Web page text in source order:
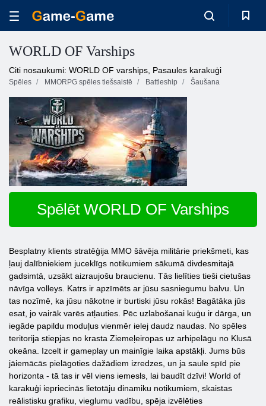
WORLD OF Varships
Citi nosaukumi: WORLD OF varships, Pasaules karakuģi
Spēles MMORPG spēles tiešsaistē Battleship Šaušana
Spēlēt WORLD OF Varships
Besplatny klients stratēģija MMO šāvēja militārie priekšmeti, kas
ļauj dalībniekiem juceklīgs notikumiem sākumā divdesmitajā
gadsimtā, uzsākt aizraujošu braucienu. Tās lielīties tieši cietušas
nāvīga volleys. Katrs ir apzīmēts ar jūsu sasniegumu balvu. Un
tas nozīmē, ka jūsu nākotne ir burtiski jūsu rokās! Bagātāka jūs
esat, jo vairāk varēs atļauties. Pēc uzlabošanai kuģu ir dārga, un
iegāde papildu moduļus vienmēr ielej daudz naudas. No spēles
teritorija stiepjas no krasta Ziemeļeiropas uz arhipelāgu no Klusā
okeāna. Izcelt ir gameplay un mainīgie laika apstākļi. Jums būs
jāiemācās pielāgoties dažādiem izredzes, un ja saule spīd pie
horizonta - tā tas ir vēl viens iemesls, lai baudīt dzīvi! World of
karakuģi iepriecinās lietotāju dinamiku notikumiem, skaistas
reālistisku grafiku, vieglumu vadību, spēja izvēlēties